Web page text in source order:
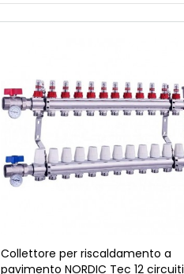
Collettore per riscaldamento a
pavimento NORDIC Tec 12 circuiti